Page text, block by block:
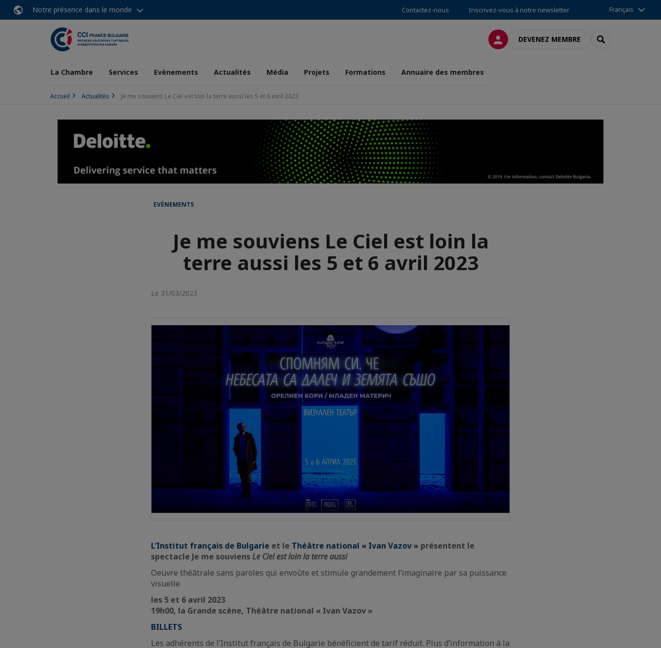
Notre présence dans le monde Contactez-nous Inscrivez-vous à notre newsletter Français
CONNEXIONDEVENEZ MEMBRE RECHERCHER
La Chambre Services Evènements Actualités Média Projets Formations Annuaire des membres
Accueil Actualités Je me souviens Le Ciel est loin la terre aussi les 5 et 6 avril 2023
EVÈNEMENTS
Je me souviens Le Ciel est loin la
terre aussi les 5 et 6 avril 2023
Le 31/03/2023
L’Institut français de Bulgarie et le Théâtre national « Ivan Vazov » présentent le
spectacle Je me souviensLe Ciel est loin la terre aussi
Oeuvre théâtrale sans paroles qui envoûte et stimule grandement l’imaginaire par sa puissance
visuelle
les 5 et 6 avril 2023
19h00, la Grande scène, Théâtre national « Ivan Vazov »
BILLETS
Les adhérents de l’Institut français de Bulgarie bénéficient de tarif réduit. Plus d’information à la